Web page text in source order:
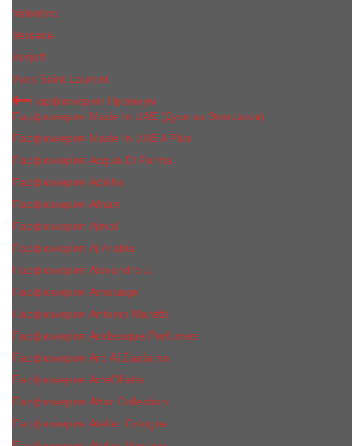
Valentino
Versace
Xerjoff
Yves Saint Laurent
Парфюмерия Премиум
Парфюмерия Made In UAE (Духи из Эмиратов)
Парфюмерия Made In UAE A Plus
Парфюмерия Acqua Di Parma
Парфюмерия Adisha
Парфюмерия Afnan
Парфюмерия Ajmal
Парфюмерия Aj Arabia
Парфюмерия Alexandre J.
Парфюмерия Amouage
Парфюмерия Antonio Maretti
Парфюмерия Arabesque Perfumes
Парфюмерия Ard Al Zaafaran
Парфюмерия ArteOlfatto
Парфюмерия Attar Collection
Парфюмерия Atelier Cologne